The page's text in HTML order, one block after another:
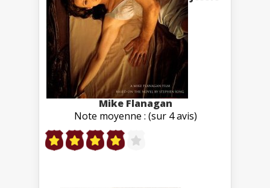
Mike Flanagan
Note moyenne : (sur 4 avis)